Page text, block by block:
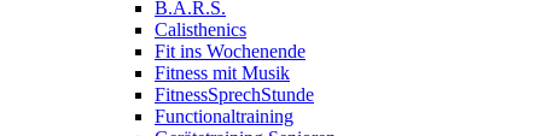
B.A.R.S.
Calisthenics
Fit ins Wochenende
Fitness mit Musik
FitnessSprechStunde
Functionaltraining